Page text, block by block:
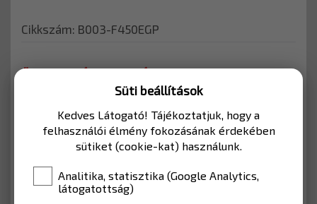
Cikkszám: B003-F450EGP
ÖNKORMÁNYZATI ÚTHOZ
Önkormányzati és magánutakra ajánlott tábla,
mellékutak esetében lakott területen belül
használható.
MÉRET 450*450
Süti beállítások
Kedves Látogató! Tájékoztatjuk, hogy a
felhasználói élmény fokozásának érdekében
sütiket (cookie-kat) használunk.
Analitika, statisztika (Google Analytics,
látogatottság)